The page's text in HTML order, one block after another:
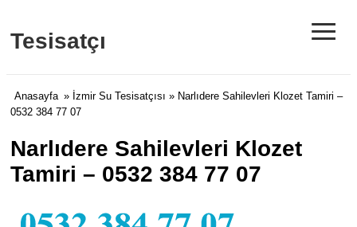
Tesisatçı ≡
Anasayfa » İzmir Su Tesisatçısı » Narlıdere Sahilevleri Klozet Tamiri –
0532 384 77 07
Narlıdere Sahilevleri Klozet
Tamiri – 0532 384 77 07